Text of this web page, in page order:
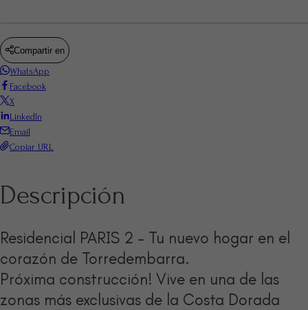
Compartir en
WhatsApp
Facebook
X
LinkedIn
Email
Copiar URL
Descripción
Residencial PARIS 2 – Tu nuevo hogar en el
corazón de Torredembarra.
Próxima construcción! Vive en una de las
zonas más exclusivas de la Costa Dorada